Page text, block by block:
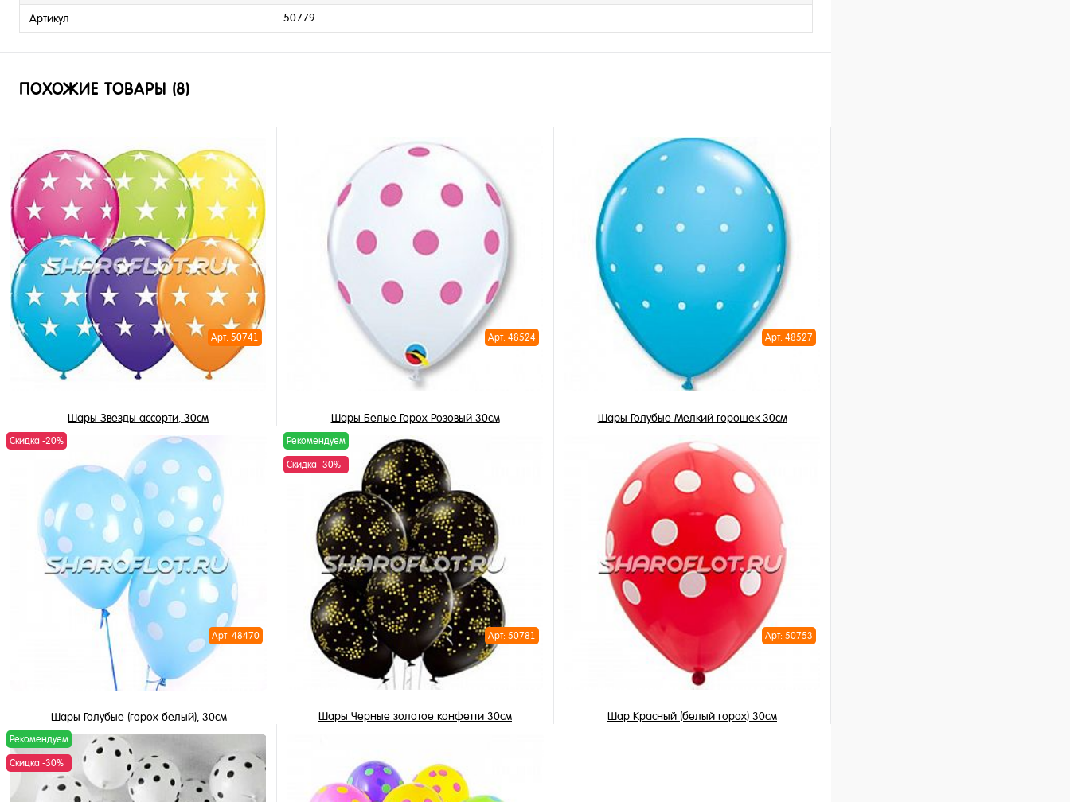
Артикул 50779
ПОХОЖИЕ ТОВАРЫ (8)
Арт: 50741
Шары Звезды ассорти, 30см
3 450 ₽ / шт
В корзину
Купить в 1 клик
В избранное
В наличии
Арт: 48524
Шары Белые Горох Розовый 30см
3 450 ₽/ шт
В корзину
Купить в 1 клик
В избранное
В наличии
Арт: 48527
Шары Голубые Мелкий горошек 30см
3 450 ₽ / шт
В корзину
Купить в 1 клик
В избранное
В наличии
Скидка -20%
Арт: 48470
Шары Голубые (горох белый), 30см
175 ₽
140 ₽/ шт
Рекомендуем
Скидка -30%
Арт: 50781
Шары Черные золотое конфетти 30см
122.50 ₽/ шт
Арт: 50753
Шар Красный (белый горох) 30см
Рекомендуем
Скидка -30%